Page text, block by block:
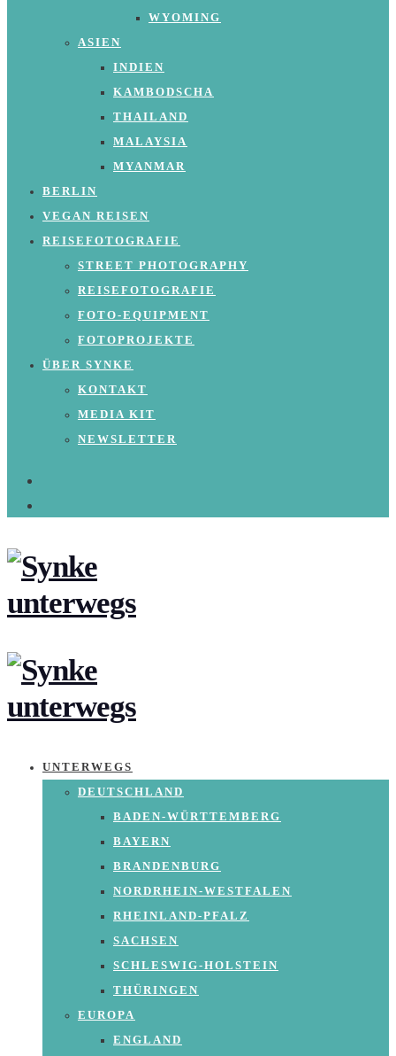
WYOMING
ASIEN
INDIEN
KAMBODSCHA
THAILAND
MALAYSIA
MYANMAR
BERLIN
VEGAN REISEN
REISEFOTOGRAFIE
STREET PHOTOGRAPHY
REISEFOTOGRAFIE
FOTO-EQUIPMENT
FOTOPROJEKTE
ÜBER SYNKE
KONTAKT
MEDIA KIT
NEWSLETTER
UNTERWEGS
DEUTSCHLAND
BADEN-WÜRTTEMBERG
BAYERN
BRANDENBURG
NORDRHEIN-WESTFALEN
RHEINLAND-PFALZ
SACHSEN
SCHLESWIG-HOLSTEIN
THÜRINGEN
EUROPA
ENGLAND